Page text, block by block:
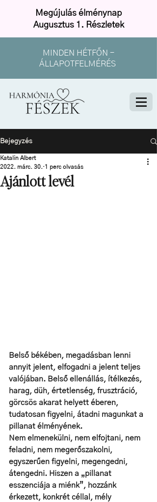
MINDEN HÉTFŐN -
ÁLLAPOTFELMÉRÉS
Megújulás élménynap
Augusztus 1. Részletek
Bejegyzés
Ajánlott levél
Katalin Albert
2022. márc. 30. 1 perc olvasás
Belső békében, megadásban lenni
annyit jelent, elfogadni a jelent teljes
valójában. Belső ellenállás, ítélkezés,
harag, düh, értetlenség, frusztráció,
görcsös akarat helyett éberen,
tudatosan figyelni, átadni magunkat a
pillanat élményének.
Nem elmenekülni, nem elfojtani, nem
feladni, nem megerőszakolni,
egyszerűen figyelni, megengedni,
átengedni. Hiszen a „pillanat
esszenciája a miénk”, hozzánk
érkezett, konkrét céllal, mély